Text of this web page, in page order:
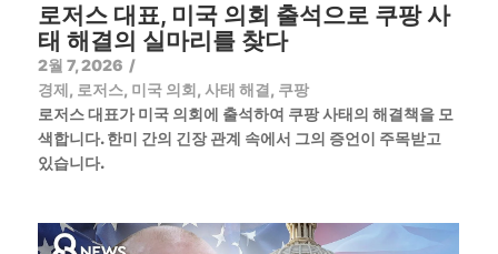
로저스 대표, 미국 의회 출석으로 쿠팡 사
태 해결의 실마리를 찾다
2월 7, 2026 /
경제, 로저스, 미국 의회, 사태 해결, 쿠팡
로저스 대표가 미국 의회에 출석하여 쿠팡 사태의 해결책을 모
색합니다. 한미 간의 긴장 관계 속에서 그의 증언이 주목받고
있습니다.